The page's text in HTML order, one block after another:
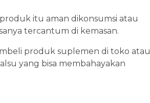
itu aman dikonsumsi atau
tercantum di kemasan.
produk suplemen di toko atau
yang bisa membahayakan